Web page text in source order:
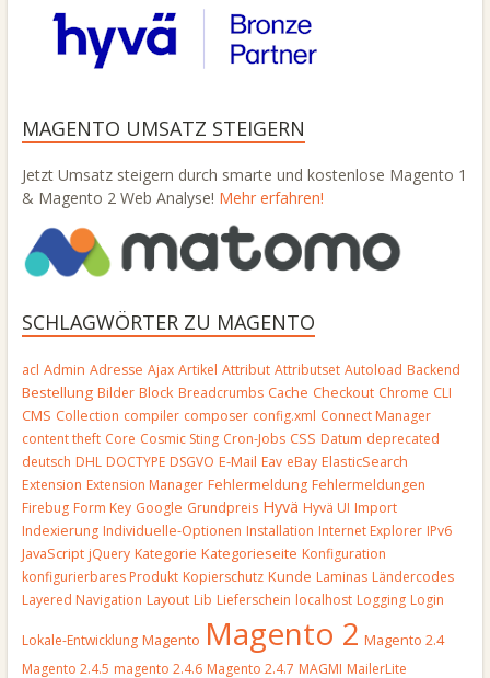
MAGENTO UMSATZ STEIGERN
Jetzt Umsatz steigern durch smarte und kostenlose Magento 1
& Magento 2 Web Analyse! Mehr erfahren!
SCHLAGWÖRTER ZU MAGENTO
acl Admin Adresse Ajax Artikel Attribut Attributset Autoload Backend
Bestellung Bilder Block Breadcrumbs Cache Checkout Chrome CLI
CMS Collection compiler composer config.xml Connect Manager
content theft Core Cosmic Sting Cron-Jobs CSS Datum deprecated
deutsch DHL DOCTYPE DSGVO E-Mail Eav eBay ElasticSearch
Extension Extension Manager Fehlermeldung Fehlermeldungen
Firebug Form Key Google Grundpreis Hyvä Hyvä UI Import
Indexierung Individuelle-Optionen Installation Internet Explorer IPv6
JavaScript jQuery Kategorie Kategorieseite Konfiguration
konfigurierbares Produkt Kopierschutz Kunde Laminas Ländercodes
Layered Navigation Layout Lib Lieferschein localhost Logging Login
Lokale-Entwicklung Magento Magento 2 Magento 2.4
Magento 2.4.5 magento 2.4.6 Magento 2.4.7 MAGMI MailerLite